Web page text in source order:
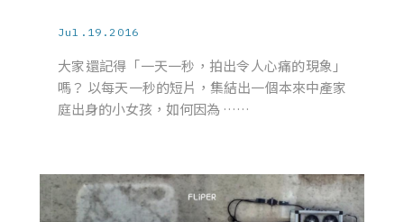
Jul.19.2016
大家還記得「一天一秒，拍出令人心痛的現象」
嗎？ 以每天一秒的短片，集結出一個本來中產家
庭出身的小女孩，如何因為 ……